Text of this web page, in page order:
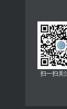
扫一扫关